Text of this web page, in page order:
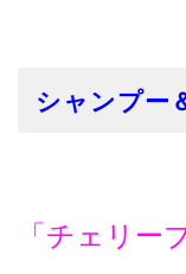
シャンプー
「チェリー